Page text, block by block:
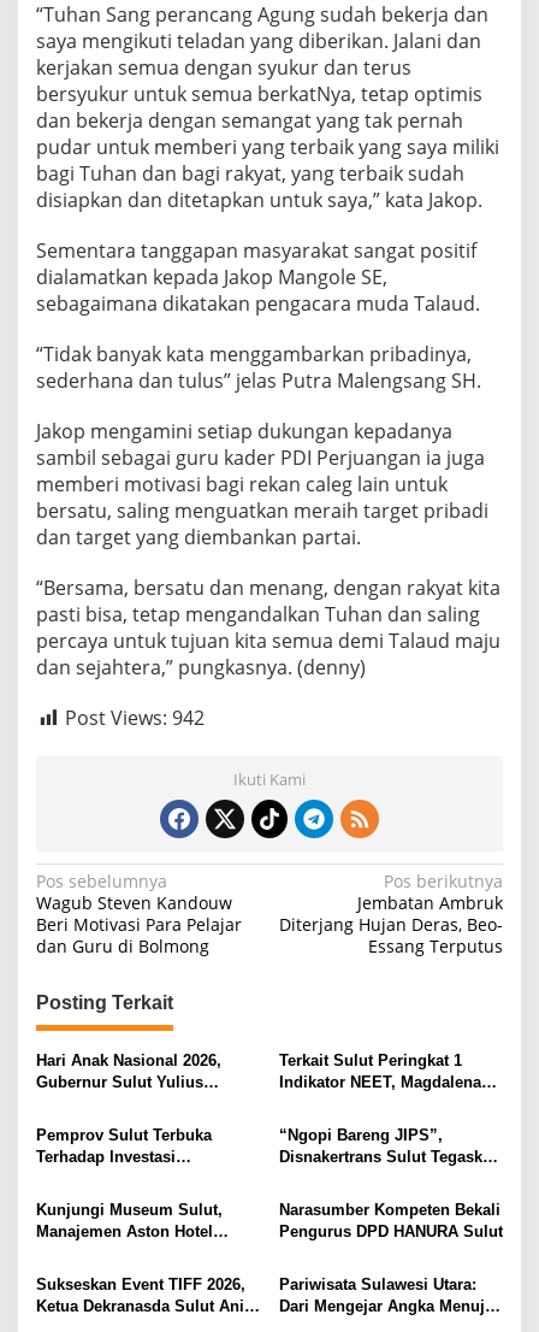
“Tuhan Sang perancang Agung sudah bekerja dan
saya mengikuti teladan yang diberikan. Jalani dan
kerjakan semua dengan syukur dan terus
bersyukur untuk semua berkatNya, tetap optimis
dan bekerja dengan semangat yang tak pernah
pudar untuk memberi yang terbaik yang saya miliki
bagi Tuhan dan bagi rakyat, yang terbaik sudah
disiapkan dan ditetapkan untuk saya,” kata Jakop.
Sementara tanggapan masyarakat sangat positif
dialamatkan kepada Jakop Mangole SE,
sebagaimana dikatakan pengacara muda Talaud.
“Tidak banyak kata menggambarkan pribadinya,
sederhana dan tulus” jelas Putra Malengsang SH.
Jakop mengamini setiap dukungan kepadanya
sambil sebagai guru kader PDI Perjuangan ia juga
memberi motivasi bagi rekan caleg lain untuk
bersatu, saling menguatkan meraih target pribadi
dan target yang diembankan partai.
“Bersama, bersatu dan menang, dengan rakyat kita
pasti bisa, tetap mengandalkan Tuhan dan saling
percaya untuk tujuan kita semua demi Talaud maju
dan sejahtera,” pungkasnya. (denny)
Post Views: 942
Ikuti Kami
N
a
v
i
g
a
s
i
p
s
Pos sebelumnya
Wagub Steven Kandouw
Beri Motivasi Para Pelajar
dan Guru di Bolmong
Pos berikutnya
Jembatan Ambruk
Diterjang Hujan Deras, Beo-
Essang Terputus
Posting Terkait
Hari Anak Nasional 2026,
Gubernur Sulut Yulius
Ruang Aman Bagi Anak, di
Lingkungan Fisik Maupun di
Ruang Digital
Terkait Sulut Peringkat 1
Indikator NEET, Magdalena
Secara Proposional, Agar
Tidak Timbul Persepsi Keliru
Pemprov Sulut Terbuka
Terhadap Investasi
“Ngopi Bareng JIPS”,
Disnakertrans Sulut Tegaskan
Pekerja dari Ancaman PHK
Kunjungi Museum Sulut,
Manajemen Aston Hotel
Kebudayaan Ke Wisatawan
Narasumber Kompeten Bekali
Pengurus DPD HANURA Sulut
Sukseskan Event TIFF 2026,
Ketua Dekranasda Sulut Anik
Pariwisata Sulawesi Utara:
Dari Mengejar Angka Menuju